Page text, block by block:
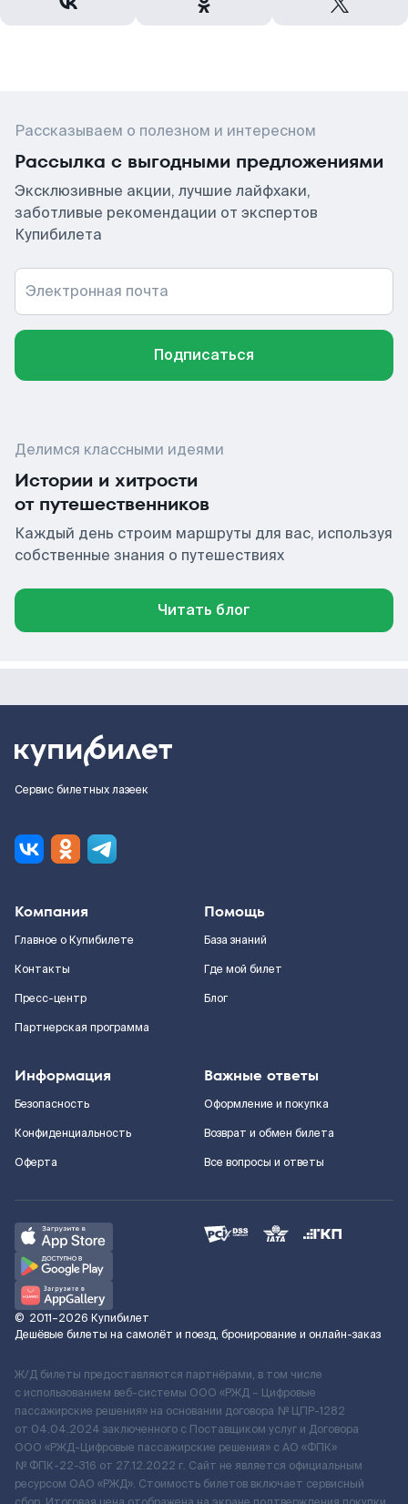
Рассказываем о полезном и интересном
Рассылка с выгодными предложениями
Эксклюзивные акции, лучшие лайфхаки,
заботливые рекомендации от экспертов
Купибилета
Электронная почта
Подписаться
Делимся классными идеями
Истории и хитрости
от путешественников
Каждый день строим маршруты для вас, используя
собственные знания о путешествиях
Читать блог
Сервис билетных лазеек
Компания
Главное о Купибилете
Контакты
Пресс-центр
Партнерская программа
Помощь
База знаний
Где мой билет
Блог
Информация
Безопасность
Конфиденциальность
Оферта
Важные ответы
Оформление и покупка
Возврат и обмен билета
Все вопросы и ответы
© 2011–2026 Купибилет
Дешёвые билеты на самолёт и поезд, бронирование и онлайн-заказ
Ж/Д билеты предоставляются партнёрами, в том числе
с использованием веб-системы ООО «РЖД – Цифровые
пассажирские решения» на основании договора № ЦПР-1282
от 04.04.2024 заключенного с Поставщиком услуг и Договора
ООО «РЖД-Цифровые пассажирские решения» c АО «ФПК»
№ ФПК-22-316 от 27.12.2022 г. Сайт не является официальным
ресурсом ОАО «РЖД». Стоимость билетов включает сервисный